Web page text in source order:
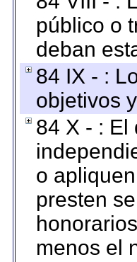
público o
deban
84 IX - :
objetivos
84 X - : El
o
presten
menos el